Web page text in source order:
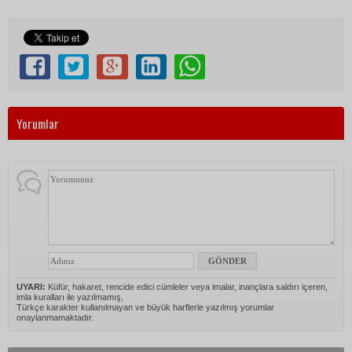
Yorumlar
UYARI: Küfür, hakaret, rencide edici cümleler veya imalar, inançlara saldırı içeren,
imla kuralları ile yazılmamış,
Türkçe karakter kullanılmayan ve büyük harflerle yazılmış yorumlar
onaylanmamaktadır.